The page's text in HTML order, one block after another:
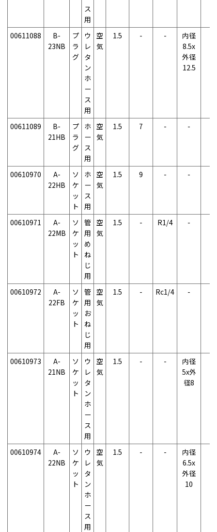
ス
用
00611088
B-
23NB
プ
ラ
グ
ウ
レ
タ
ン
ホ
ー
ス
用
空
気
1.5 - -
内径
8.5x
外径
12.5
00611089
B-
21HB
プ
ラ
グ
ホ
ー
ス
用
空
気
1.5 7 - -
00610970
A-
22HB
ソ
ケ
ッ
ト
ホ
ー
ス
用
空
気
1.5 9 - -
00610971
A-
22MB
ソ
ケ
ッ
ト
管
用
め
ね
じ
用
空
気
1.5 - R1/4 -
00610972
A-
22FB
ソ
ケ
ッ
ト
管
用
お
ね
じ
用
空
気
1.5 - Rc1/4 -
00610973
A-
21NB
ソ
ケ
ッ
ト
ウ
レ
タ
ン
ホ
ー
ス
用
空
気
1.5 - -
内径
5x外
径8
00610974
A-
22NB
ソ
ケ
ッ
ト
ウ
レ
タ
ン
ホ
ー
ス
用
空
気
1.5 - -
内径
6.5x
外径
10